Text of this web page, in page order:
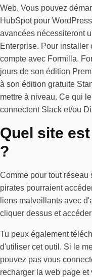
Web. Vous pouvez
HubSpot pour
avancées nécessiteront
Enterprise. Pour installer
compte avec Formilla.
jours de son édition
à son édition gratuite
mettre à niveau. Ce qui
connectent Slack et/ou
Quel site
?
Comme pour tout
pirates pourraient
liens malveillants avec
cliquer dessus et
Tu peux également
d'utiliser cet outil. Si le
pouvez pas vous
recharger la web page